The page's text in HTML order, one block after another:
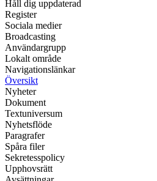
Håll dig uppdaterad
Register
Sociala medier
Broadcasting
Användargrupp
Lokalt område
Navigationslänkar
Översikt
Nyheter
Dokument
Textuniversum
Nyhetsflöde
Paragrafer
Spåra filer
Sekretesspolicy
Upphovsrätt